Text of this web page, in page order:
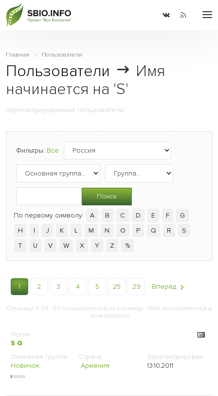
Главная Пользователи
Пользователи
Имя
начинается на 'S'
Зарегистрированные пользователи
Фильтры: Все
Поиск
По первому символу: A B C D E F
G
H
I J K L M N O P Q R
S
T
U V W X Y Z %
1 2 3 4 5 25 29 Вперёд
Страница 1/ 29 - 50 пользователей на страницу - 1446 пользователей в
этом разделе
S G
Новичок Армения 13.10.2011